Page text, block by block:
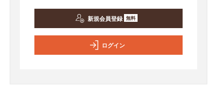
新規会員登録 無料
ログイン